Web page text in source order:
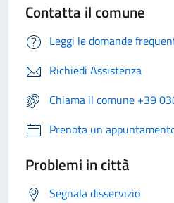
Contatta il comune
Leggi le domande
Richiedi Assistenza
Chiama il comune +39
Prenota un
Problemi in città
Segnala disservizio